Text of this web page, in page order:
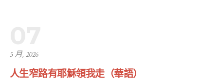
5 月, 2026
人生窄路有耶穌領我走（華語）